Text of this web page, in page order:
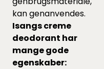
kan genanvendes.
Isangs creme
deodorant har
mange gode
egenskaber: